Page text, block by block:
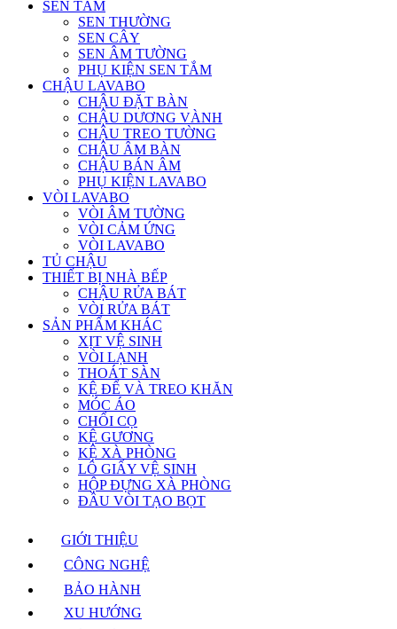
SEN TẮM
SEN THƯỜNG
SEN CÂY
SEN ÂM TƯỜNG
PHỤ KIỆN SEN TẮM
CHẬU LAVABO
CHẬU ĐẶT BÀN
CHẬU DƯƠNG VÀNH
CHẬU TREO TƯỜNG
CHẬU ÂM BÀN
CHẬU BÁN ÂM
PHỤ KIỆN LAVABO
VÒI LAVABO
VÒI ÂM TƯỜNG
VÒI CẢM ỨNG
VÒI LAVABO
TỦ CHẬU
THIẾT BỊ NHÀ BẾP
CHẬU RỬA BÁT
VÒI RỬA BÁT
SẢN PHẨM KHÁC
XỊT VỆ SINH
VÒI LẠNH
THOÁT SÀN
KỆ ĐỂ VÀ TREO KHĂN
MÓC ÁO
CHỔI CỌ
KỆ GƯƠNG
KỆ XÀ PHÒNG
LÔ GIẤY VỆ SINH
HỘP ĐỰNG XÀ PHÒNG
ĐẦU VÒI TẠO BỌT
GIỚI THIỆU
CÔNG NGHỆ
BẢO HÀNH
XU HƯỚNG